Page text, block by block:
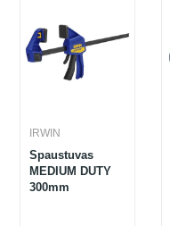
IRWIN
Spaustuvas
MEDIUM DUTY
300mm